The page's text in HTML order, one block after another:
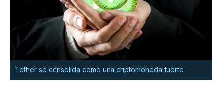
Tether se consolida como una criptomoneda fuerte